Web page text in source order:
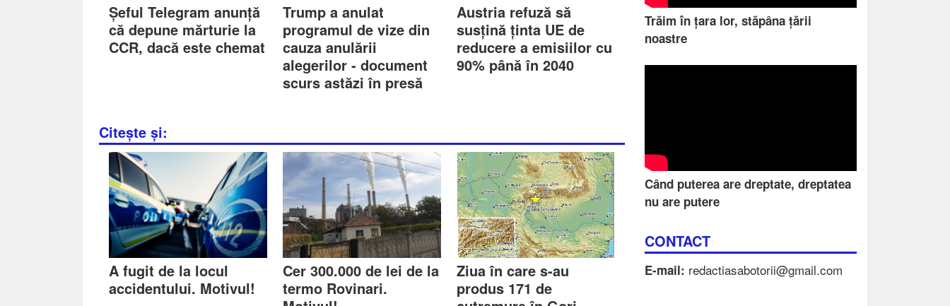
Trăim în țara lor, stăpâna țării
noastre
Când puterea are dreptate, dreptatea
nu are putere
CONTACT
E-mail: redactiasabotorii@gmail.com
Șeful Telegram anunță
că depune mărturie la
CCR, dacă este chemat
Trump a anulat
programul de vize din
cauza anulării
alegerilor - document
scurs astăzi în presă
Austria refuză să
susțină ținta UE de
reducere a emisiilor cu
90% până în 2040
Citește și:
A fugit de la locul
accidentului. Motivul!
Cer 300.000 de lei de la
termo Rovinari.
Ziua în care s-au
produs 171 de